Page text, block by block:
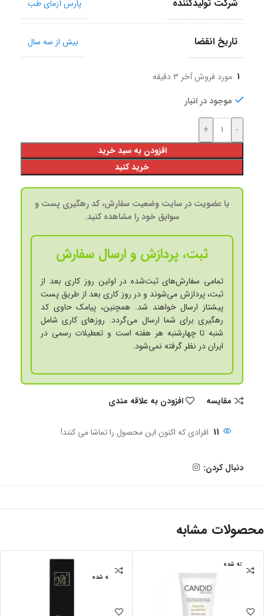
شرکت تولید‎کننده پارس آزمای طب
تاریخ انقضا بیش از سه سال
1 مورد فروش آخر 3 دقیقه
موجود در انبار
-
+
افزودن به سبد خرید
خرید کنید
با عضویت در سایت وضعیت سفارش، کد رهگیری پست و
سوابق خود را مشاهده کنید.
ثبت، پردازش و ارسال سفارش
تمامی سفارش‌های ثبت‌شده در اولین روز کاری بعد از
ثبت، پردازش می‌شوند و در روز کاری بعد از طریق پست
پیشتاز ارسال خواهند شد. همچنین، پیامک حاوی کد
رهگیری برای شما ارسال می‌گردد. روزهای کاری شامل
شنبه تا چهارشنبه هر هفته است و تعطیلات رسمی در
ایران در نظر گرفته نمی‌شود.
مقايسه افزودن به علاقه مندی
11 افرادی که اکنون این محصول را تماشا می کنند!
دنبال کردن:
محصولات مشابه
فروخته شده
فروخته شده